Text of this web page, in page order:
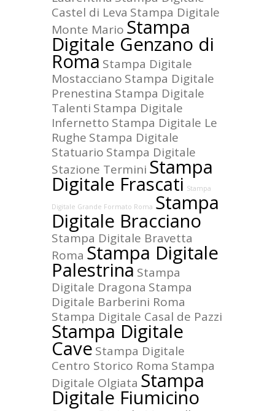
Castel di Leva Stampa Digitale
Monte Mario Stampa
Digitale Genzano di
Roma Stampa Digitale
Mostacciano Stampa Digitale
Prenestina Stampa Digitale
Talenti Stampa Digitale
Infernetto Stampa Digitale Le
Rughe Stampa Digitale
Statuario Stampa Digitale
Stazione Termini Stampa
Digitale Frascati Stampa
Digitale Grande Formato Roma Stampa
Digitale Bracciano
Stampa Digitale Bravetta
Roma Stampa Digitale
Palestrina Stampa
Digitale Dragona Stampa
Digitale Barberini Roma
Stampa Digitale Casal de Pazzi
Stampa Digitale
Cave Stampa Digitale
Centro Storico Roma Stampa
Digitale Olgiata Stampa
Digitale Fiumicino